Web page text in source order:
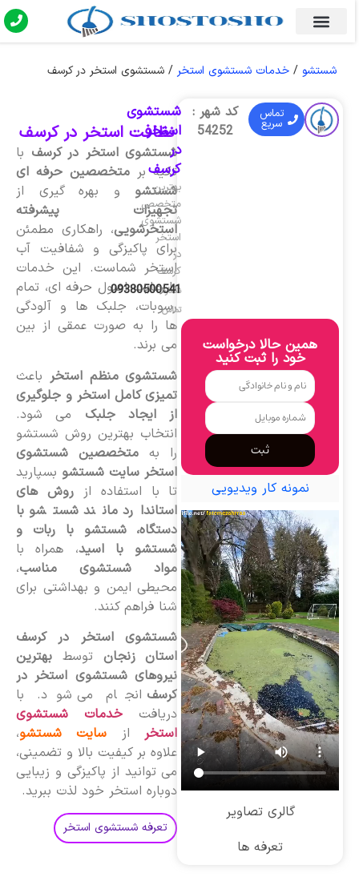
شستشو/ خدمات شستشوی استخر/ شستشوی استخر در کرسف
نظافت استخر در کرسف
شستشوی استخر در کرسفبا
تکیه بر متخصصین حرفه ای
شستشوو بهره گیری از
تجهیزات پیشرفته
استخرشویی، راهکاری مطمئن
برای پاکیزگی و شفافیت آب
استخر شماست. این خدمات
با رعایت اصول حرفه ای، تمام
رسوبات، جلبک ها و آلودگی
ها را به صورت عمقی از بین
می برند.
شستشوی منظم استخرباعث
تمیزی کامل استخر و جلوگیری
از ایجاد جلبکمی شود.
انتخاب بهترین روش شستشو
را به متخصصین شستشوی
استخر سایت شستشوبسپارید
تا با استفاده از روش های
استاندارد مانند شستشو با
دستگاه، شستشو با ربات و
شستشو با اسید، همراه با
مواد شستشوی مناسب،
محیطی ایمن و بهداشتی برای
شنا فراهم کنند.
شستشوی استخر در کرسف
استان زنجانتوسط بهترین
نیروهای شستشوی استخر در
کرسفانجام می شود. با
دریافت
خدمات شستشوی
استخراز سایت شستشو،
علاوه بر کیفیت بالا و تضمینی،
می توانید از پاکیزگی و زیبایی
دوباره استخر خود لذت ببرید.
تعرفه شستشوی استخر
تماس
سریع
کد شهر :
54252
شستشوی
استخر
در
کرسف
بهترین
متخصص
شستشوی
استخر
در
کرسف
شماره
تماس
09380500541
همین حالا درخواست
خود را ثبت کنید
ثبت
نمونه کار ویدیویی
گالری تصاویر
تعرفه ها